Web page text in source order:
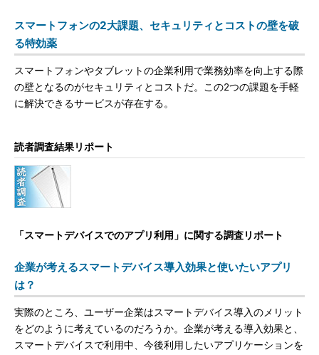
スマートフォンの2大課題、セキュリティとコストの壁を破
る特効薬
スマートフォンやタブレットの企業利用で業務効率を向上する際
の壁となるのがセキュリティとコストだ。この2つの課題を手軽
に解決できるサービスが存在する。
読者調査結果リポート
「スマートデバイスでのアプリ利用」に関する調査リポート
企業が考えるスマートデバイス導入効果と使いたいアプリ
は？
実際のところ、ユーザー企業はスマートデバイス導入のメリット
をどのように考えているのだろうか。企業が考える導入効果と、
スマートデバイスで利用中、今後利用したいアプリケーションを